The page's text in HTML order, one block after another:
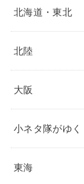
北海道・東北
北陸
大阪
小ネタ隊がゆく
東海